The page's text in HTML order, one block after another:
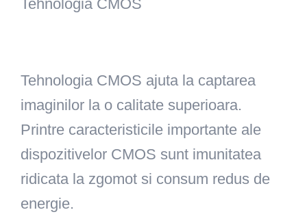
Tehnologia CMOS
Tehnologia CMOS ajuta la captarea
imaginilor la o calitate superioara.
Printre caracteristicile importante ale
dispozitivelor CMOS sunt imunitatea
ridicata la zgomot si consum redus de
energie.